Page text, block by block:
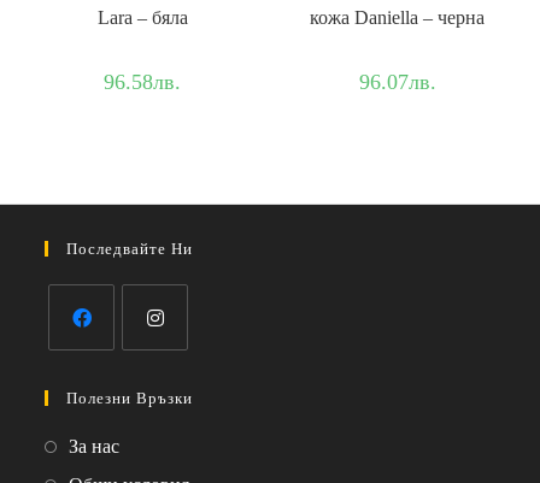
Lara – бяла
96.58лв.
кожа Daniella – черна
96.07лв.
Последвайте Ни
in
new
in
Полезни Връзки
За насOpens